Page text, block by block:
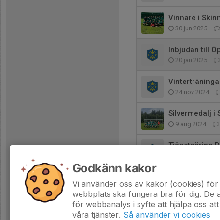
Vinnare i
30 jun 2025
Inbjudan till
20 jan 2025
24 nov 2024
Silvermedalj i
9 aug 2024
Tjänstgöring
18 jun 2024
Godkänn kakor
Vi använder oss av kakor (cookies)
webbplats ska fungera bra för dig. De
för webbanalys i syfte att hjälpa oss
våra tjänster. Så använder vi cookies